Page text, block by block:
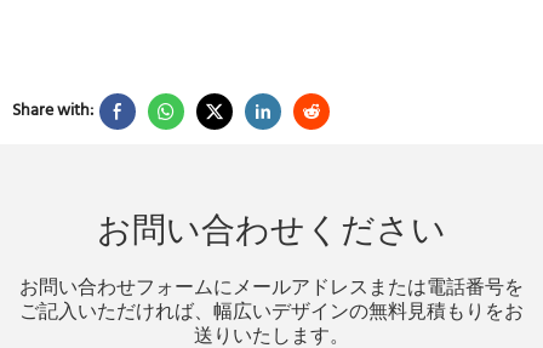
Share with:
お問い合わせください
お問い合わせフォームにメールアドレスまたは電話番号を
ご記入いただければ、幅広いデザインの無料見積もりをお
送りいたします。